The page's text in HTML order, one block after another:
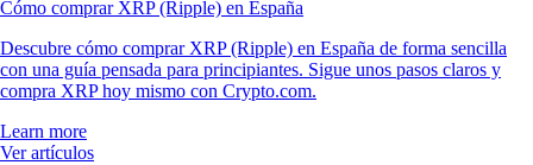
Cómo comprar XRP (Ripple) en España
Descubre cómo comprar XRP (Ripple) en España de forma sencilla
con una guía pensada para principiantes. Sigue unos pasos claros y
compra XRP hoy mismo con Crypto.com.
Learn more
Ver artículos